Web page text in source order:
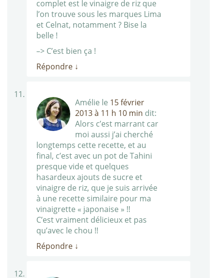
complet est le vinaigre de riz que
l’on trouve sous les marques Lima
et Celnat, notamment ? Bise la
belle !
–> C’est bien ça !
Répondre ↓
Amélie le 15 février
2013 à 11 h 10 min dit:
Alors c’est marrant car
moi aussi j’ai cherché
longtemps cette recette, et au
final, c’est avec un pot de Tahini
presque vide et quelques
hasardeux ajouts de sucre et
vinaigre de riz, que je suis arrivée
à une recette similaire pour ma
vinaigrette « japonaise » !!
C’est vraiment délicieux et pas
qu’avec le chou !!
Répondre ↓